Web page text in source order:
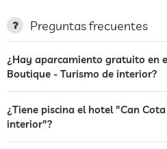
servicio de lavandería
hamacas
café
Preguntas frecuentes
¿Hay aparcamiento gratuito en
Boutique - Turismo de interior?
¿Tiene piscina el hotel "Can
interior"?